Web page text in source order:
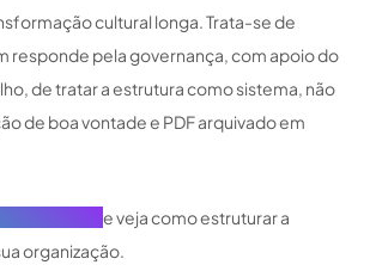
cultural longa. Trata-se de
responde pela governança, com apoio do
de tratar a estrutura como sistema, não
de boa vontade e PDF arquivado em
e veja como estruturar a
organização.